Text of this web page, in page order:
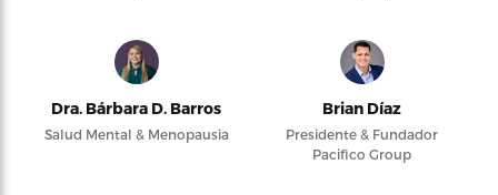
Dra. Bárbara D. Barros
Salud Mental & Menopausia
Brian Díaz
Presidente & Fundador
Pacifico Group